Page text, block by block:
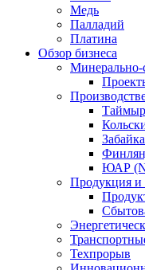
Медь
Палладий
Платина
Обзор бизнеса
Минерально-
ЮАР
Продукция и
Техпрорыв